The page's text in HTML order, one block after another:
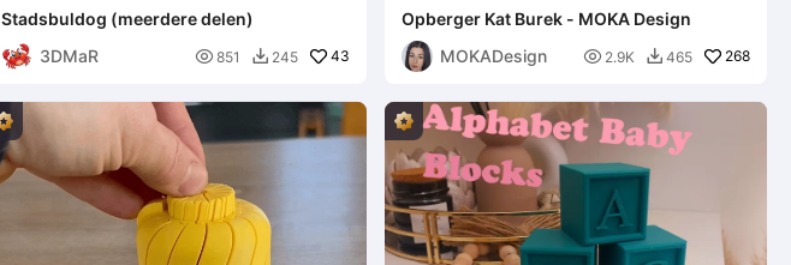
Stadsbuldog (meerdere delen)
3DMaR
 851  245 43
Opberger Kat Burek - MOKA Design
MOKADesign
 2.9K  465 268